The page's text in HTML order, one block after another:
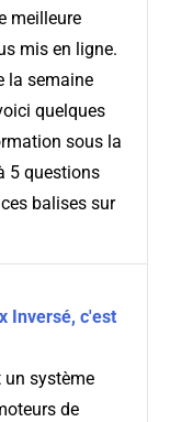
meilleure
mis en ligne.
la semaine
quelques
sous la
5 questions
balises sur
Inversé, c'est
un système
de